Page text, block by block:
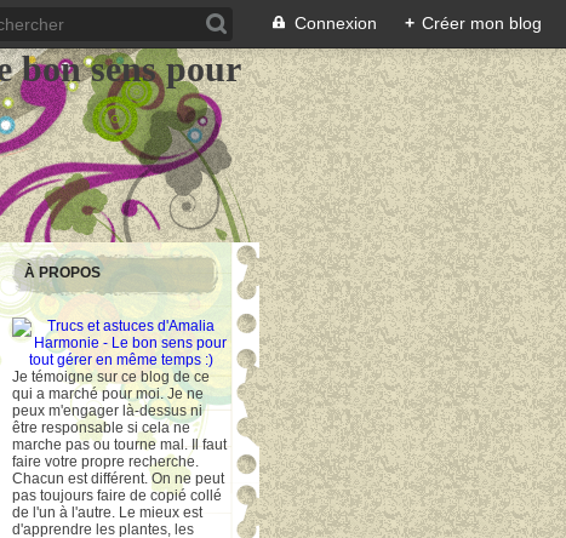
Connexion + Créer mon blog
bon sens pour
À PROPOS
Je témoigne sur ce blog de ce
qui a marché pour moi. Je ne
peux m'engager là-dessus ni
être responsable si cela ne
marche pas ou tourne mal. Il faut
faire votre propre recherche.
Chacun est différent. On ne peut
pas toujours faire de copié collé
de l'un à l'autre. Le mieux est
d'apprendre les plantes, les